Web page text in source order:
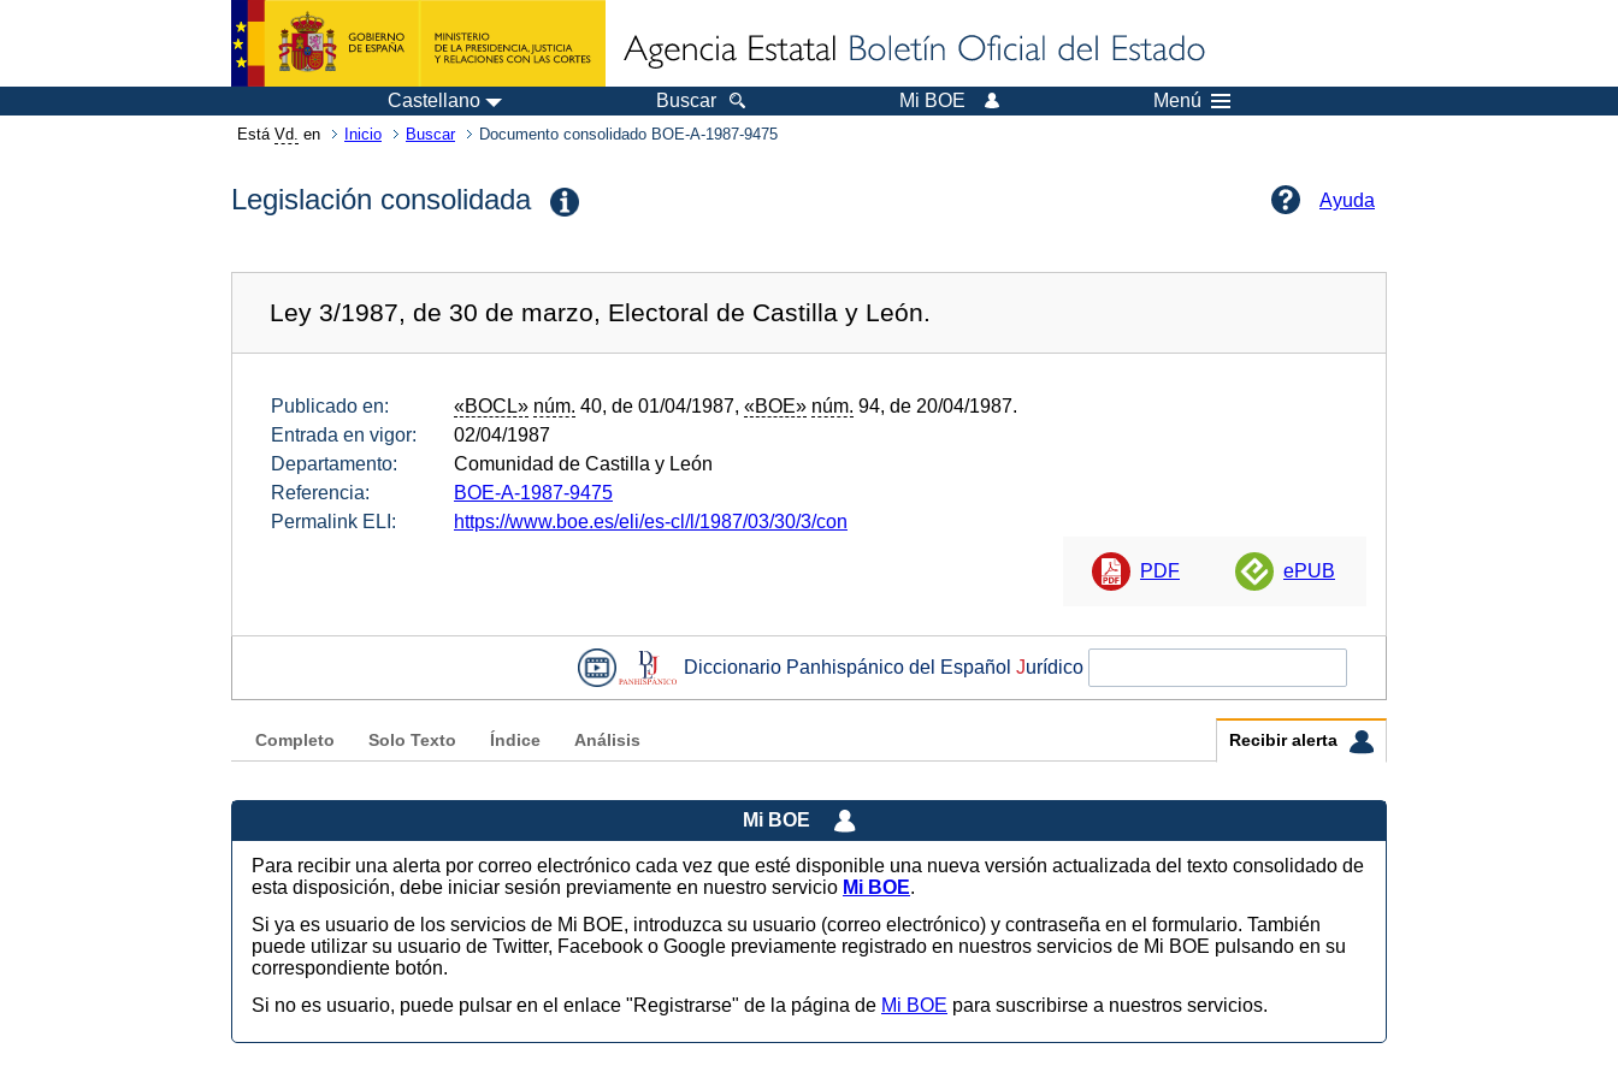
Castellano Buscar Mi BOE Menú
Está Vd. en Inicio Buscar Documento consolidado BOE-A-1987-9475
Legislación consolidada Ayuda
Ley 3/1987, de 30 de marzo, Electoral de Castilla y León.
Publicado en: «BOCL» núm. 40, de 01/04/1987, «BOE» núm. 94, de 20/04/1987.
Entrada en vigor:
02/04/1987
Departamento:
Comunidad de Castilla y León
Referencia:
BOE-A-1987-9475
Permalink ELI:
https://www.boe.es/eli/es-cl/l/1987/03/30/3/con
PDF ePUB
Diccionario Panhispánico del Español Jurídico
Completo Solo Texto Índice Análisis Recibir alerta
Mi BOE
Para recibir una alerta por correo electrónico cada vez que esté disponible una nueva versión actualizada del texto consolidado de
esta disposición, debe iniciar sesión previamente en nuestro servicio Mi BOE.
Si ya es usuario de los servicios de Mi BOE, introduzca su usuario (correo electrónico) y contraseña en el formulario. También
puede utilizar su usuario de Twitter, Facebook o Google previamente registrado en nuestros servicios de Mi BOE pulsando en su
correspondiente botón.
Si no es usuario, puede pulsar en el enlace "Registrarse" de la página de Mi BOE para suscribirse a nuestros servicios.